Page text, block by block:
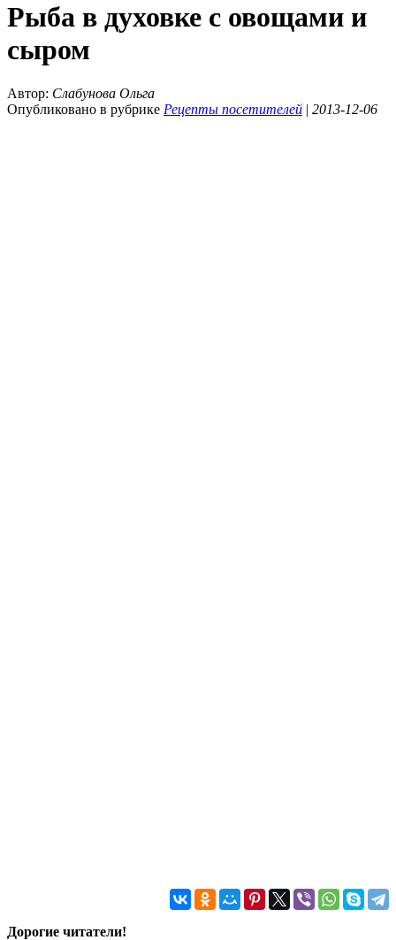
Рыба в духовке с овощами и
сыром
Автор: Слабунова Ольга
Опубликовано в рубрике Рецепты посетителей | 2013-12-06
Дорогие читатели!